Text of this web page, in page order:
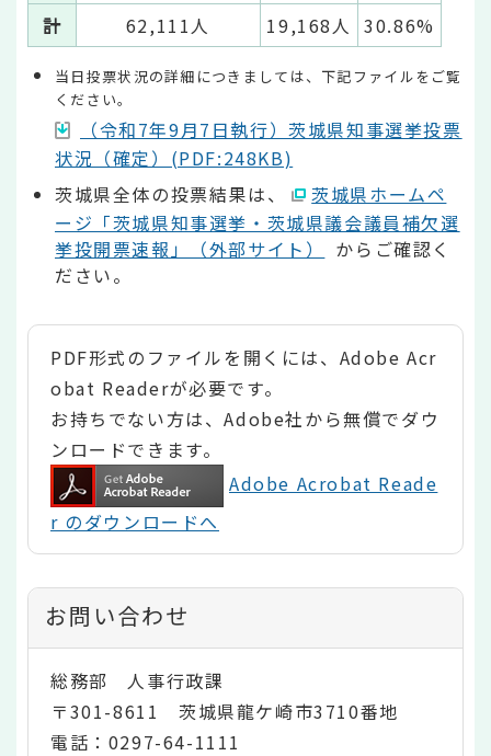
計
62,111人 19,168人 30.86%
当日投票状況の詳細につきましては、下記ファイルをご覧
ください。
（令和7年9月7日執行）茨城県知事選挙投票
状況（確定）(PDF:248KB)
茨城県全体の投票結果は、
茨城県ホームペ
ージ「茨城県知事選挙・茨城県議会議員補欠選
挙投開票速報」（外部サイト）
からご確認く
ださい。
PDF形式のファイルを開くには、Adobe Acr
obat Readerが必要です。
お持ちでない方は、Adobe社から無償でダウ
ンロードできます。
Adobe Acrobat Reade
r のダウンロードへ
お問い合わせ
総務部 人事行政課
〒301-8611 茨城県龍ケ崎市3710番地
電話：0297-64-1111